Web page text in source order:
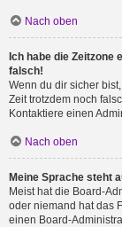
Nach oben
Ich habe die Zeitzone
falsch!
Wenn du dir sicher
Zeit trotzdem noch
Kontaktiere einen
Nach oben
Meine Sprache steht
Meist hat die Board-
oder niemand hat das
einen Board-